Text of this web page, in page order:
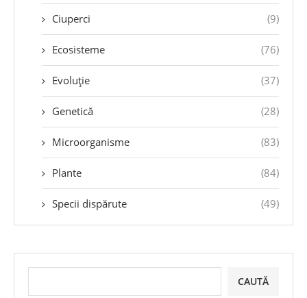
Ciuperci (9)
Ecosisteme (76)
Evoluție (37)
Genetică (28)
Microorganisme (83)
Plante (84)
Specii dispărute (49)
CAUTĂ